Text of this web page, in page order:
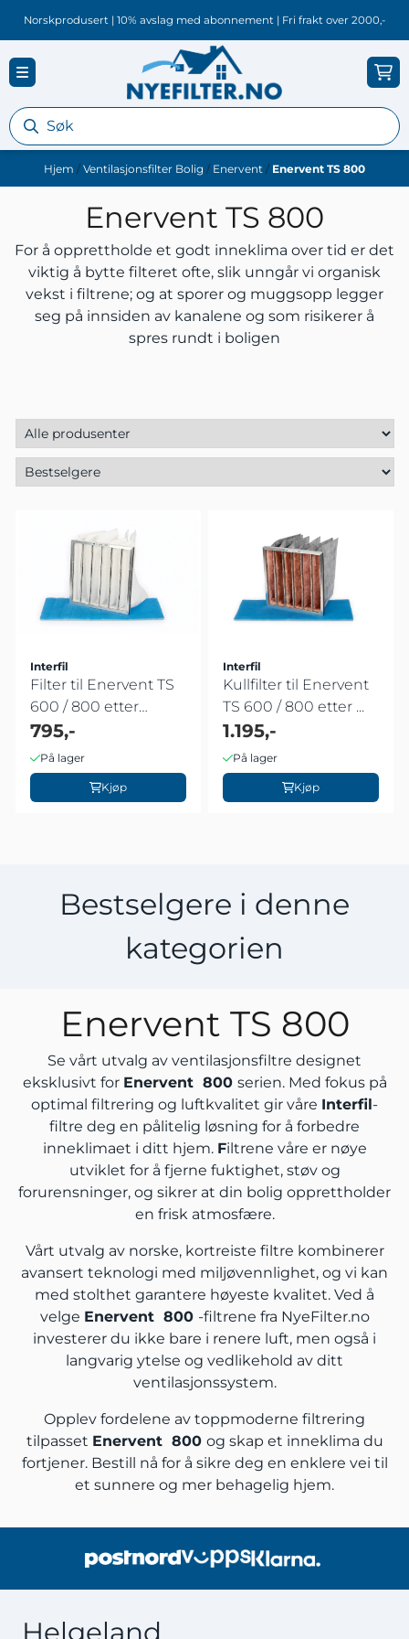
Hopp til innhold
Norskprodusert | 10% avslag med abonnement | Fri frakt over 2000,-
Hjem / Ventilasjonsfilter Bolig / Enervent / Enervent TS 800
Enervent TS 800
For å opprettholde et godt inneklima over tid er det
viktig å bytte filteret ofte, slik unngår vi organisk
vekst i filtrene; og at sporer og muggsopp legger
seg på innsiden av kanalene og som risikerer å
spres rundt i boligen
Interfil
Filter til Enervent TS
600 / 800 etter
Sep.2008
795,-
På lager
Kjøp
Interfil
Kullfilter til Enervent
TS 600 / 800 etter ...
1.195,-
På lager
Kjøp
Bestselgere i denne
kategorien
Enervent TS 800
Se vårt utvalg av ventilasjonsfiltre designet
eksklusivt for Enervent 800 serien. Med fokus på
optimal filtrering og luftkvalitet gir våre Interfil-
filtre deg en pålitelig løsning for å forbedre
inneklimaet i ditt hjem. Filtrene våre er nøye
utviklet for å fjerne fuktighet, støv og
forurensninger, og sikrer at din bolig opprettholder
en frisk atmosfære.
Vårt utvalg av norske, kortreiste filtre kombinerer
avansert teknologi med miljøvennlighet, og vi kan
med stolthet garantere høyeste kvalitet. Ved å
velge Enervent 800 -filtrene fra NyeFilter.no
investerer du ikke bare i renere luft, men også i
langvarig ytelse og vedlikehold av ditt
ventilasjonssystem.
Opplev fordelene av toppmoderne filtrering
tilpasset Enervent 800 og skap et inneklima du
fortjener. Bestill nå for å sikre deg en enklere vei til
et sunnere og mer behagelig hjem.
Helgeland